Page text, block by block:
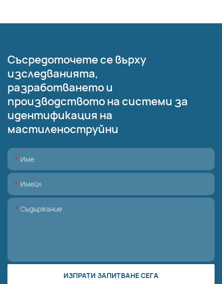
Съсредоточете се върху
изследванията,
разработването и
производството на системи за
идентификация на
мастиленоструйни
Име
Имейл
Съдържание
ИЗПРАТИ ЗАПИТВАНЕ СЕГА